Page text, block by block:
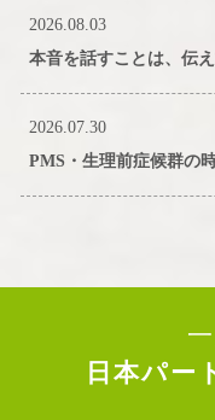
2026.08.03
本音を話すことは、伝
2026.07.30
PMS・生理前症候群の
日本パー